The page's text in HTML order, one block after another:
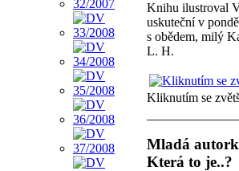
Knihu ilustroval
uskuteční v
s obědem, milý
L. H.
Kliknutím se
Mladá
Která to je..?